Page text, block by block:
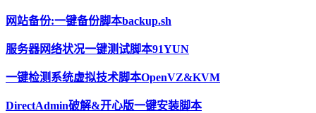
网站备份:一键备份脚本backup.sh
服务器网络状况一键测试脚本91YUN
一键检测系统虚拟技术脚本OpenVZ&KVM
DirectAdmin破解&开心版一键安装脚本